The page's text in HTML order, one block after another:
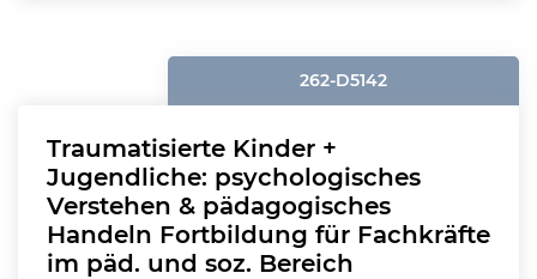
262-D5142
Traumatisierte Kinder +
Jugendliche: psychologisches
Verstehen & pädagogisches
Handeln Fortbildung für Fachkräfte
im päd. und soz. Bereich